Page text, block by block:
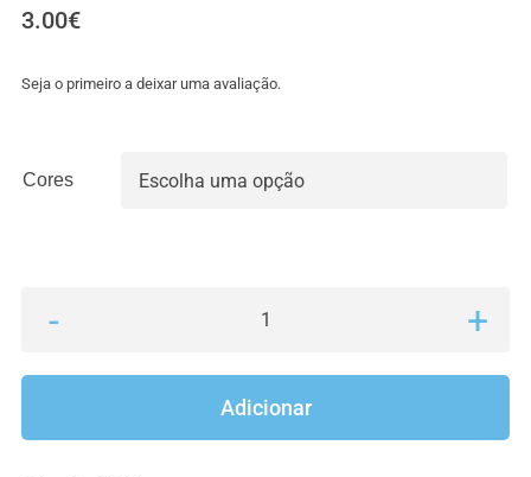
3.00€
Seja o primeiro a deixar uma avaliação.
Cores
Carapins
Adicionar